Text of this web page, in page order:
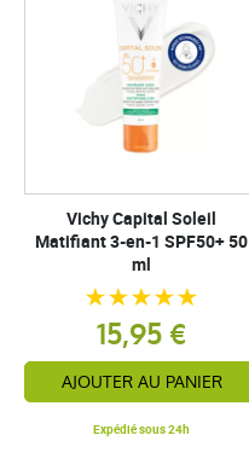
Vichy Capital Soleil
Matifiant 3-en-1 SPF50+ 50
ml
15,95 €
AJOUTER AU PANIER
Expédié sous 24h